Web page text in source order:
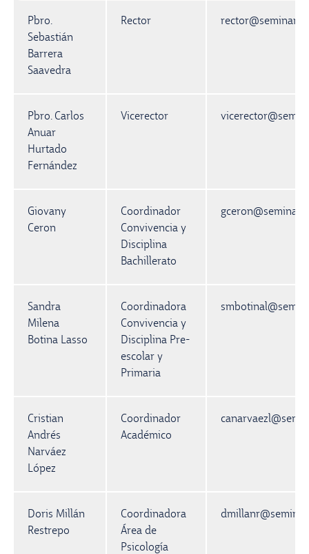
Pbro.
Sebastián
Barrera
Saavedra
Rector
Pbro. Carlos
Anuar
Hurtado
Fernández
Vicerector
Giovany
Ceron
Coordinador
Convivencia y
Disciplina
Bachillerato
Sandra
Milena
Botina Lasso
Coordinadora
Convivencia y
Disciplina Pre-
escolar y
Primaria
Cristian
Andrés
Narváez
López
Coordinador
Académico
Doris Millán
Restrepo
Coordinadora
Área de
Psicología